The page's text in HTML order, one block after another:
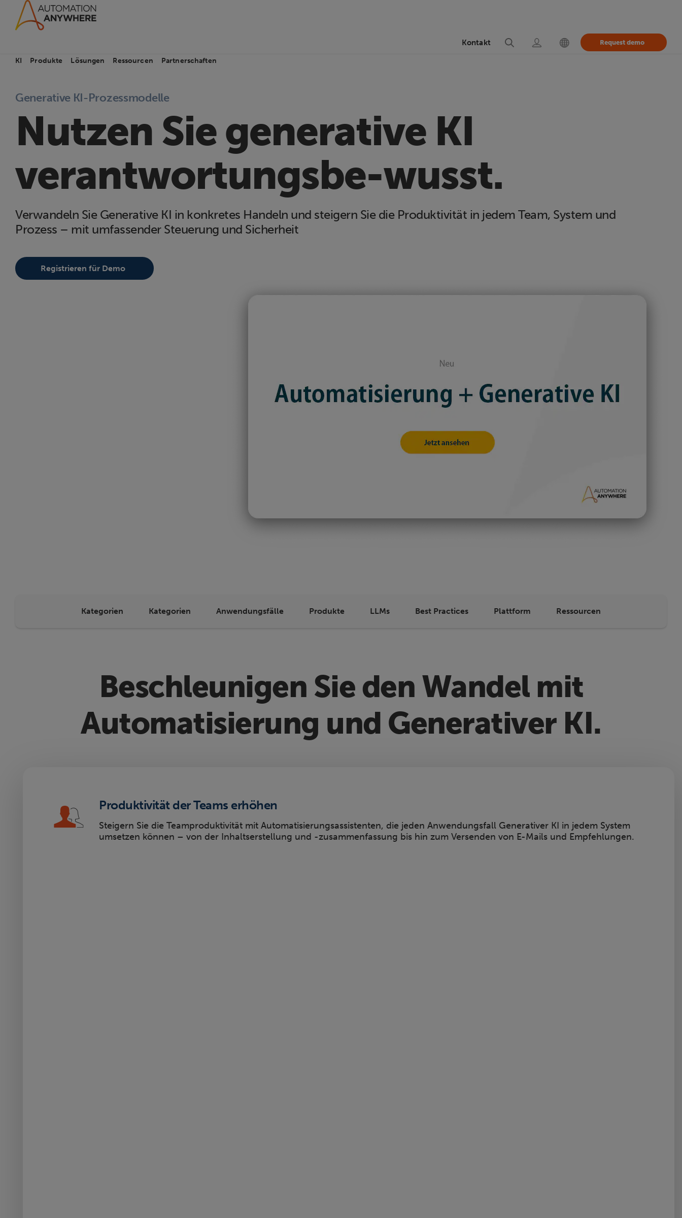
Kontakt Request demo
KI Produkte Lösungen Ressourcen Partnerschaften
Generative KI-Prozessmodelle
Nutzen Sie generative KI
verantwortungsbe-wusst.
Verwandeln Sie Generative KI in konkretes Handeln und steigern Sie die Produktivität in jedem Team, System und
Prozess – mit umfassender Steuerung und Sicherheit
Registrieren für Demo
Kategorien Kategorien Anwendungsfälle Produkte LLMs Best Practices Plattform Ressourcen
Beschleunigen Sie den Wandel mit
Automatisierung und Generativer KI.
Produktivität der Teams erhöhen
Steigern Sie die Teamproduktivität mit Automatisierungsassistenten, die jeden Anwendungsfall Generativer KI in jedem System
umsetzen können – von der Inhaltserstellung und -zusammenfassung bis hin zum Versenden von E-Mails und Empfehlungen.